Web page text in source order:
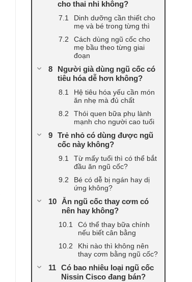
cho thai nhi không?
Dinh dưỡng cần thiết cho
mẹ và bé trong từng thì
Cách dùng ngũ cốc cho
mẹ bầu theo từng giai
đoạn
Người già dùng ngũ cốc có
tiêu hóa dễ hơn không?
Hệ tiêu hóa yếu cần món
ăn nhẹ mà đủ chất
Thói quen bữa phụ lành
mạnh cho người cao tuổi
Trẻ nhỏ có dùng được ngũ
cốc này không?
Từ mấy tuổi thì có thể bắt
đầu ăn ngũ cốc?
Bé có dễ bị ngán hay dị
ứng không?
Ăn ngũ cốc thay cơm có
nên hay không?
Có thể thay bữa chính
nếu biết cân bằng
Khi nào thì không nên
thay cơm bằng ngũ cốc?
Có bao nhiêu loại ngũ cốc
Nissin Cisco đang bán?